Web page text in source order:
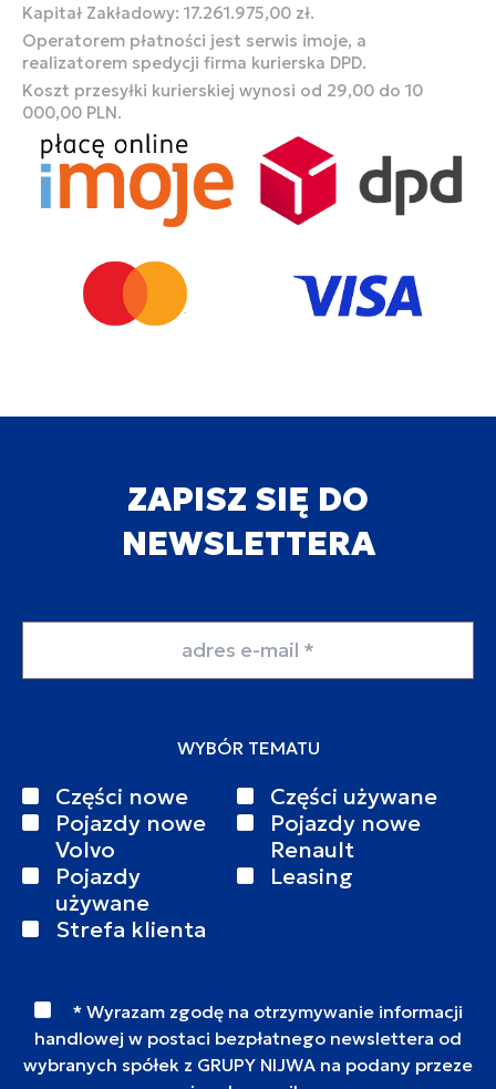
Kapitał Zakładowy: 17.261.975,00 zł.
Operatorem płatności jest serwis imoje, a
realizatorem spedycji firma kurierska DPD.
Koszt przesyłki kurierskiej wynosi od 29,00 do 10
000,00 PLN.
ZAPISZ SIĘ DO
NEWSLETTERA
WYBÓR TEMATU
Części nowe
Części używane
Pojazdy nowe
Volvo
Pojazdy nowe
Renault
Pojazdy
używane
Leasing
Strefa klienta
* Wyrazam zgodę na otrzymywanie informacji
handlowej w postaci bezpłatnego newslettera od
wybranych spółek z GRUPY NIJWA na podany przeze